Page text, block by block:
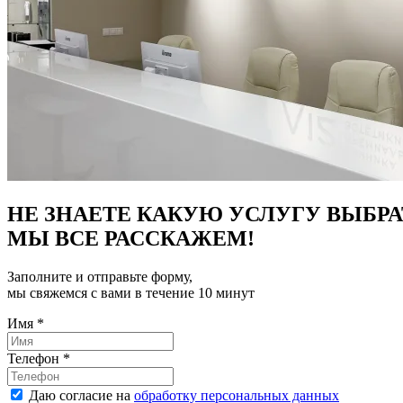
НЕ ЗНАЕТЕ КАКУЮ УСЛУГУ
МЫ ВСЕ РАССКАЖЕМ!
Заполните и отправьте форму,
мы свяжемся с вами в течение 10 минут
Имя *
Телефон *
Даю согласие на обработку персональных данных